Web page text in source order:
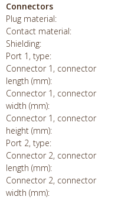
Connectors
Plug material:
Contact material:
Shielding:
Port 1, type:
Connector 1, connector
length (mm):
Connector 1, connector
width (mm):
Connector 1, connector
height (mm):
Port 2, type:
Connector 2, connector
length (mm):
Connector 2, connector
width (mm):